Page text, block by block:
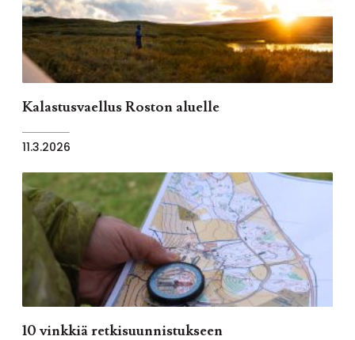
Kalastusvaellus Roston aluelle
11.3.2026
10 vinkkiä retkisuunnistukseen